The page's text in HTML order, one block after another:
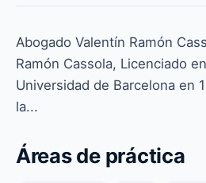
Abogado Valentín Ramón
Ramón Cassola, Licenciado
Universidad de Barcelona en
la...
Áreas de práctica